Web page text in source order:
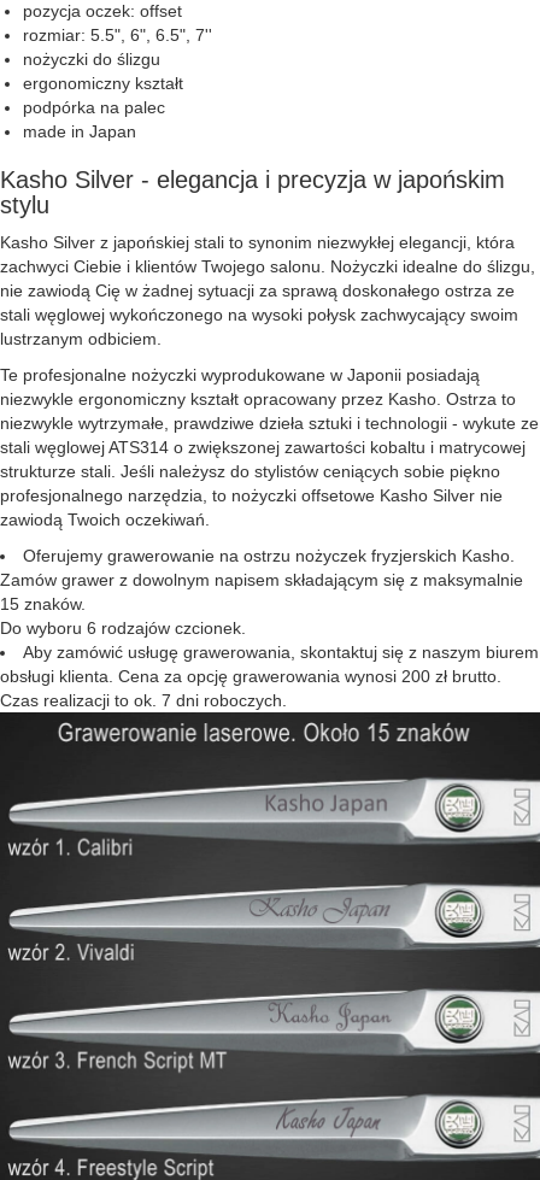
pozycja oczek: offset
rozmiar: 5.5", 6", 6.5", 7''
nożyczki do ślizgu
ergonomiczny kształt
podpórka na palec
made in Japan
Kasho Silver - elegancja i precyzja w japońskim
stylu
Kasho Silver z japońskiej stali to synonim niezwykłej elegancji, która
zachwyci Ciebie i klientów Twojego salonu. Nożyczki idealne do ślizgu,
nie zawiodą Cię w żadnej sytuacji za sprawą doskonałego ostrza ze
stali węglowej wykończonego na wysoki połysk zachwycający swoim
lustrzanym odbiciem.
Te profesjonalne nożyczki wyprodukowane w Japonii posiadają
niezwykle ergonomiczny kształt opracowany przez Kasho. Ostrza to
niezwykle wytrzymałe, prawdziwe dzieła sztuki i technologii - wykute ze
stali węglowej ATS314 o zwiększonej zawartości kobaltu i matrycowej
strukturze stali. Jeśli należysz do stylistów ceniących sobie piękno
profesjonalnego narzędzia, to nożyczki offsetowe Kasho Silver nie
zawiodą Twoich oczekiwań.
Oferujemy grawerowanie na ostrzu nożyczek fryzjerskich Kasho.
Zamów grawer z dowolnym napisem składającym się z maksymalnie
15 znaków.
Do wyboru 6 rodzajów czcionek.
Aby zamówić usługę grawerowania, skontaktuj się z naszym biurem
obsługi klienta. Cena za opcję grawerowania wynosi 200 zł brutto.
Czas realizacji to ok. 7 dni roboczych.